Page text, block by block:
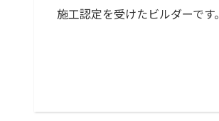
施工認定を受けたビルダーです。